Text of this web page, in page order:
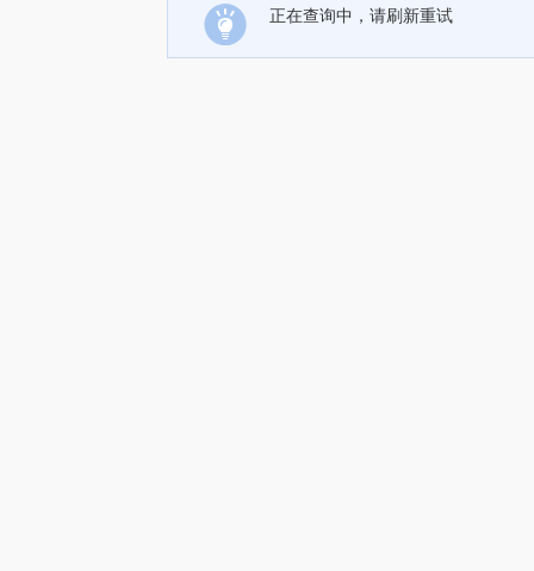
正在查询中，请刷新重试